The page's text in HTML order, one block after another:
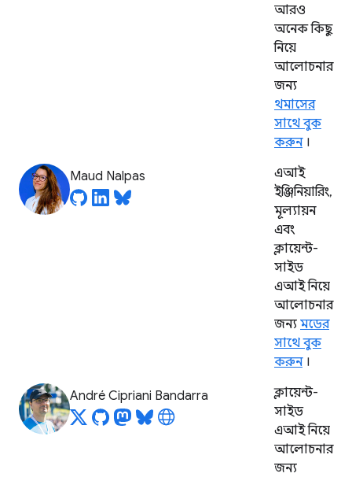
আরও
অনেক কিছু
নিয়ে
আলোচনার
জন্য
থমাসের
সাথে বুক
করুন।
Maud Nalpas
এআই
ইঞ্জিনিয়ারিং,
মূল্যায়ন
এবং
ক্লায়েন্ট-
সাইড
এআই নিয়ে
আলোচনার
জন্য মডের
সাথে বুক
করুন।
André Cipriani Bandarra
ক্লায়েন্ট-
সাইড
এআই নিয়ে
আলোচনার
জন্য